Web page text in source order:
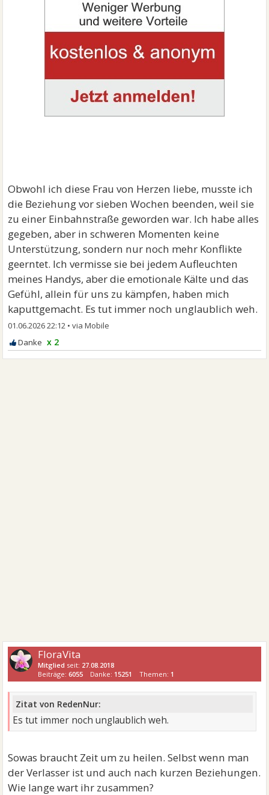
Obwohl ich diese Frau von Herzen liebe, musste ich
die Beziehung vor sieben Wochen beenden, weil sie
zu einer Einbahnstraße geworden war. Ich habe alles
gegeben, aber in schweren Momenten keine
Unterstützung, sondern nur noch mehr Konflikte
geerntet. Ich vermisse sie bei jedem Aufleuchten
meines Handys, aber die emotionale Kälte und das
Gefühl, allein für uns zu kämpfen, haben mich
kaputtgemacht. Es tut immer noch unglaublich weh.
01.06.2026 22:12 •
x 2
FloraVita
Mitglied seit: 27.08.2018
Beiträge:6055 Danke: 15251 Themen: 1
Zitat von RedenNur:
Es tut immer noch unglaublich weh.
Sowas braucht Zeit um zu heilen. Selbst wenn man
der Verlasser ist und auch nach kurzen Beziehungen.
Wie lange wart ihr zusammen?